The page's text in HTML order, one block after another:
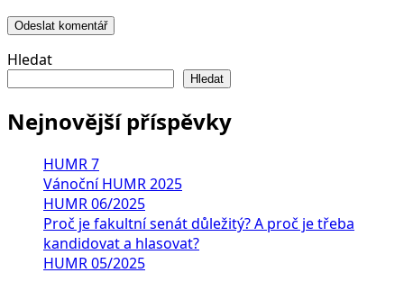
Hledat
Hledat
Nejnovější příspěvky
HUMR 7
Vánoční HUMR 2025
HUMR 06/2025
Proč je fakultní senát důležitý? A proč je třeba
kandidovat a hlasovat?
HUMR 05/2025